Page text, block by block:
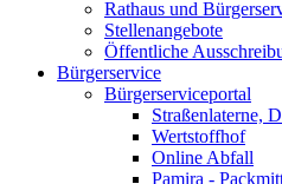
Rathaus und
Stellenangebote
Öffentliche
Bürgerservice
Bürgerserviceportal
Straßenlaterne,
Wertstoffhof
Online Abfall
Pamira -